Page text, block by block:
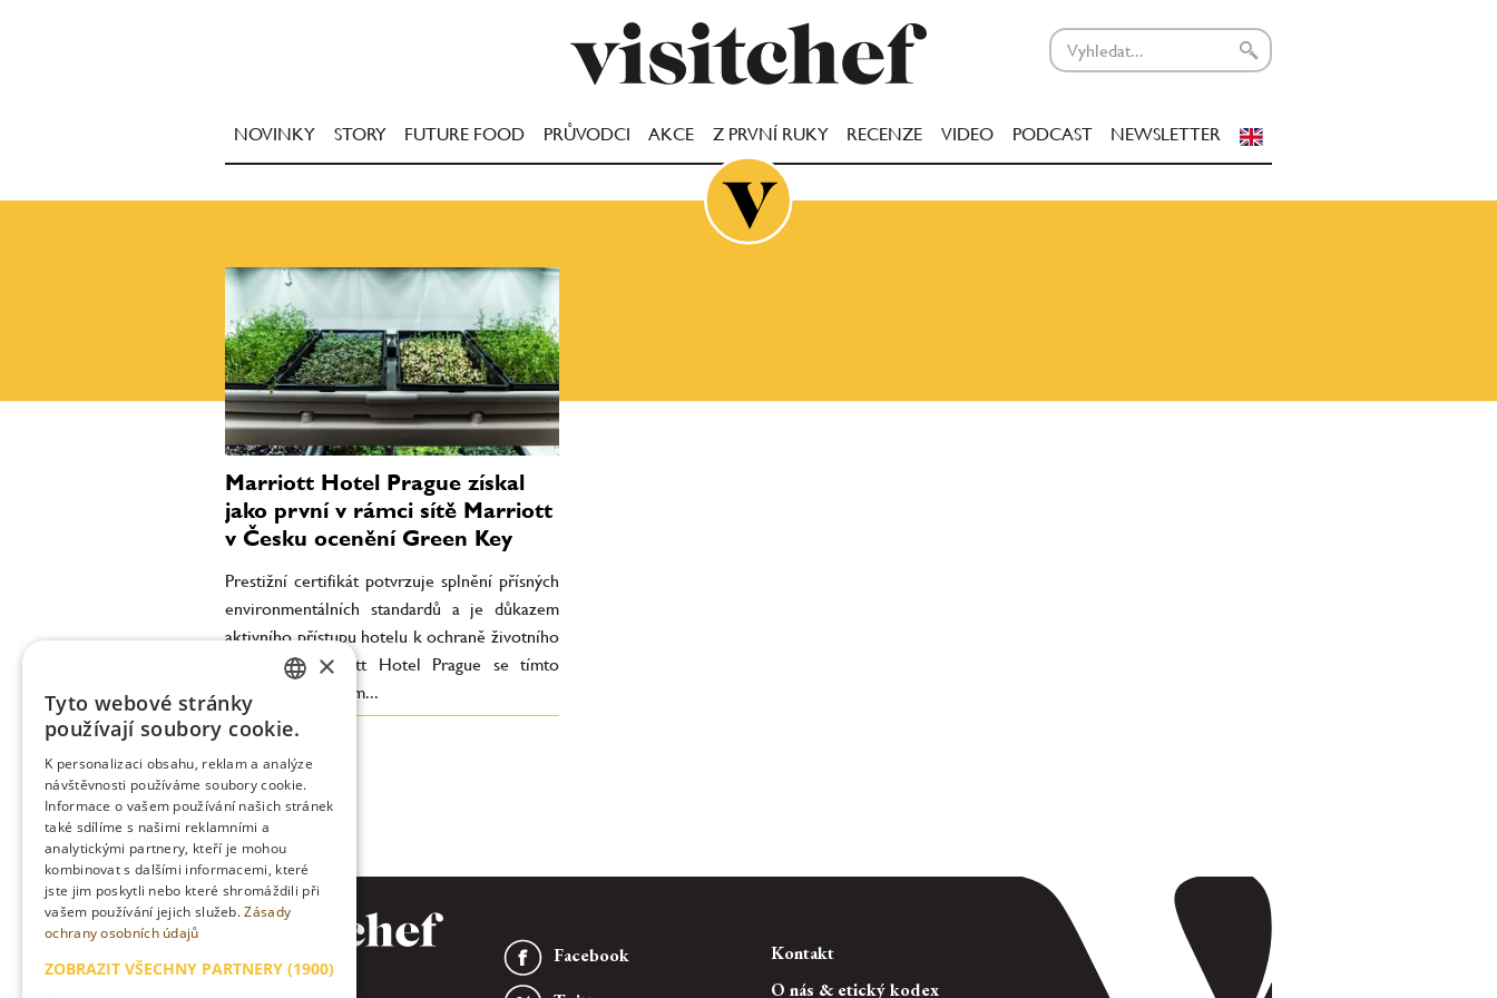
NOVINKY STORY FUTURE FOOD PRŮVODCI AKCE Z PRVNÍ RUKY RECENZE VIDEO PODCAST NEWSLETTER
Marriott Hotel Prague získal
jako první v rámci sítě Marriott
v Česku ocenění Green Key
Prestižní certifikát potvrzuje splnění přísných
environmentálních standardů a je důkazem
aktivního přístupu hotelu k ochraně životního
prostředí. Marriott Hotel Prague se tímto
krokem stal prvním...
Facebook
Kontakt
O nás & etický kodex
ENGLISH
×
Tyto webové stránky
používají soubory cookie.
K personalizaci obsahu, reklam a analýze
návštěvnosti používáme soubory cookie.
Informace o vašem používání našich stránek
také sdílíme s našimi reklamními a
analytickými partnery, kteří je mohou
kombinovat s dalšími informacemi, které
jste jim poskytli nebo které shromáždili při
vašem používání jejich služeb.Zásady
ochrany osobních údajů
ZOBRAZIT VŠECHNY PARTNERY (1900)